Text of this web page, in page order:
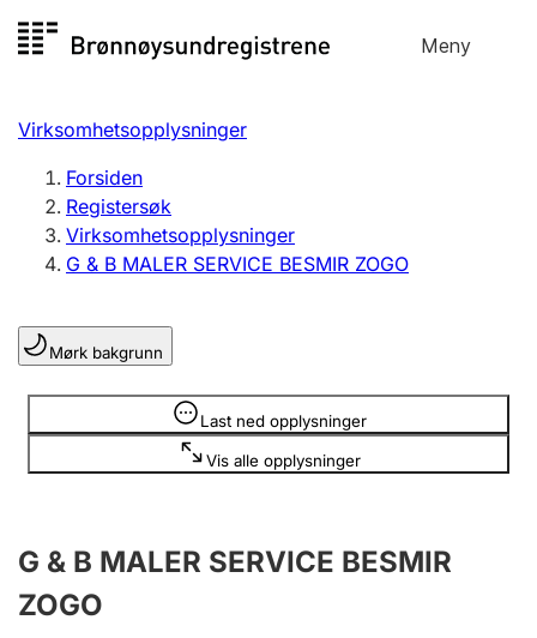
til
Meny
Registersøk
Aksjeselskap
Enkeltpersonforetak
Registrere, endre, slette
Lag og forening
Registrere, endre, slette
Årsregnskap
Innsending og forsinkelsesgebyr
Virksomhetsopplysninger
Forsiden
Registersøk
Virksomhetsopplysninger
G & B MALER SERVICE BESMIR ZOGO
Mørk bakgrunn
Last ned opplysninger
Vis alle opplysninger
Opplysninger er skjult
G & B MALER SERVICE BESMIR
ZOGO